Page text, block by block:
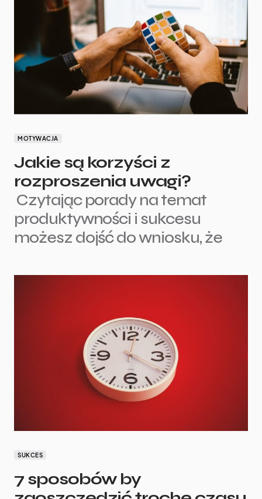
MOTYWACJA
Jakie są korzyści z
rozproszenia uwagi?
Czytając porady na temat
produktywności i sukcesu
możesz dojść do wniosku, że
SUKCES
7 sposobów by